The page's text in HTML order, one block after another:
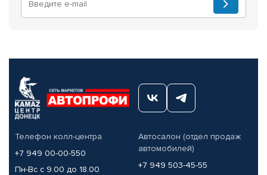
Телефон колл-центра
+7 949 00-00-550
Пн-Вс с 9.00 до 18.00
Автосалон (отдел продаж
автомобилей)
+7 949 503-45-55